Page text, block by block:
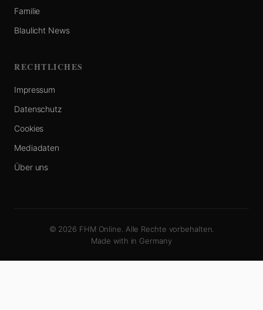
Familie
Blaulicht News
RECHTLICHES
Impressum
Datenschutz
Cookies
Mediadaten
Über uns
© 2026 FHM Online. Alle Rechte vorbehalten.
Made with in Germany